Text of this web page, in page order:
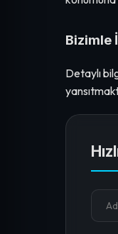
Bizimle
Detaylı